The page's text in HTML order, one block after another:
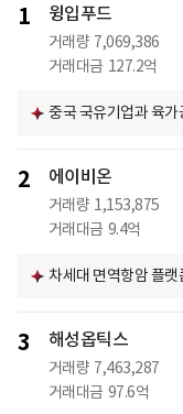
1 윙입푸드
거래량 7,069,386
거래대금 127.2억
중국 국유기업과 육
2 에이비온
거래량 1,153,875
거래대금 9.4억
차세대 면역항암 플
3 해성옵틱스
거래량 7,463,287
거래대금 97.6억